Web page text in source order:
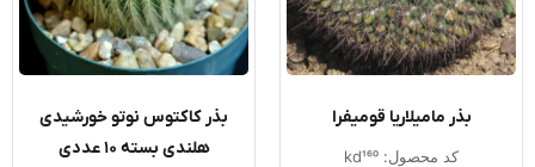
بذر مامیلاریا قومیفرا
کد محصول: kd160
بذر کاکتوس نوتو خورشیدی
هلندی بسته ۱۰ عددی